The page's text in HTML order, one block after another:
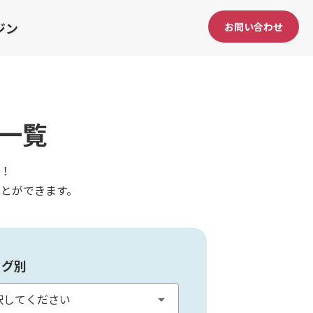
ン お問い合わせ
覧
ができます。
別